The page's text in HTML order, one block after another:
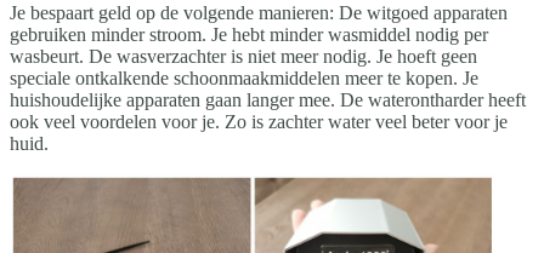
Je bespaart geld op de volgende manieren: De witgoed apparaten
gebruiken minder stroom. Je hebt minder wasmiddel nodig per
wasbeurt. De wasverzachter is niet meer nodig. Je hoeft geen
speciale ontkalkende schoonmaakmiddelen meer te kopen. Je
huishoudelijke apparaten gaan langer mee. De waterontharder heeft
ook veel voordelen voor je. Zo is zachter water veel beter voor je
huid.